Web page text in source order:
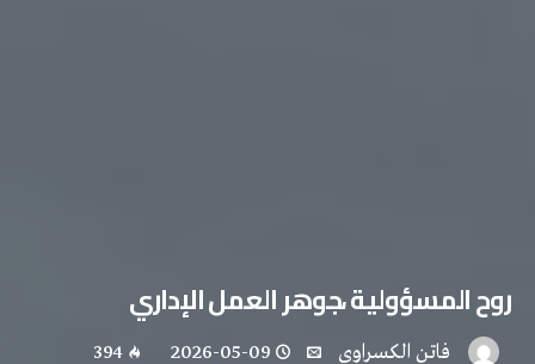
روح المسؤولية ،جوهر العمل الإداري
فاتن ‬الكسراوي 2026-05-09
394